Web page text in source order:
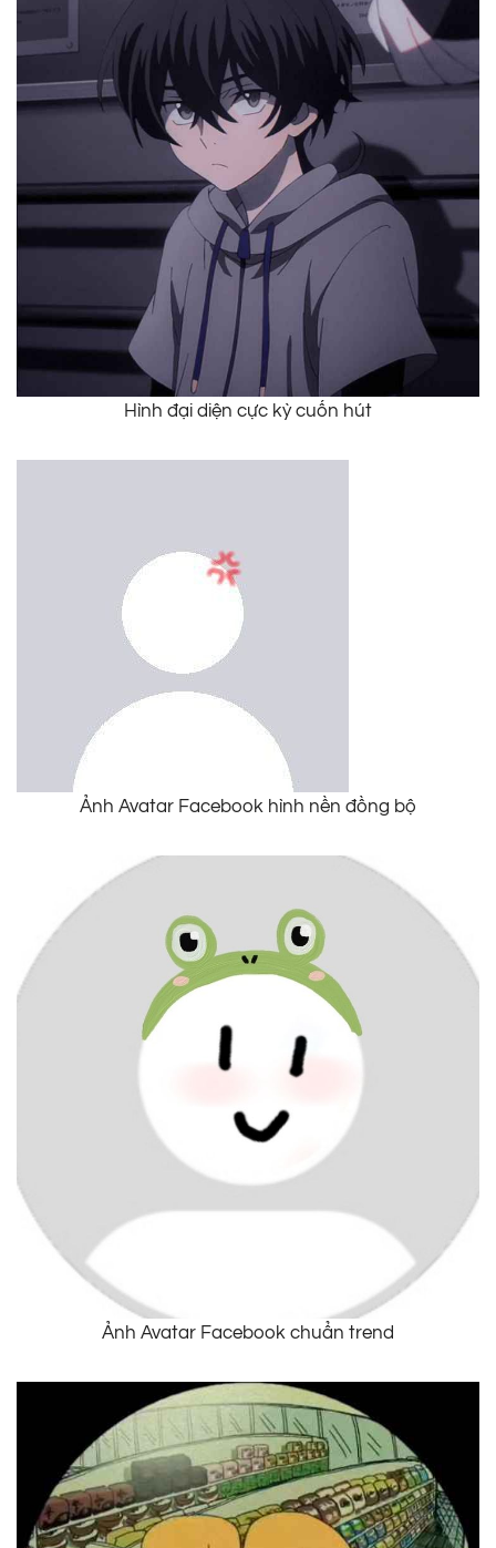
Hình đại diện cực kỳ cuốn hút
Ảnh Avatar Facebook hình nền đồng bộ
Ảnh Avatar Facebook chuẩn trend